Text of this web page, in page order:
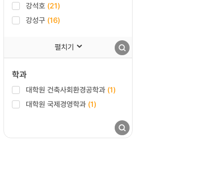
강석호 (21)
강성구 (16)
펼치기
학과
대학원 건축사회환경공학과 (1)
대학원 국제경영학과 (1)